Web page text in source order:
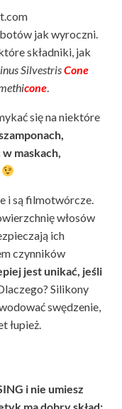
jak wyroczni.
składniki, jak
SilvestrisCone
cone.
się na niektóre
maskach,
i są filmotwórcze.
włosów
ich
czynników
jest unikać, jeśli
Silikony
swędzenie,
łupież.
i nie umiesz